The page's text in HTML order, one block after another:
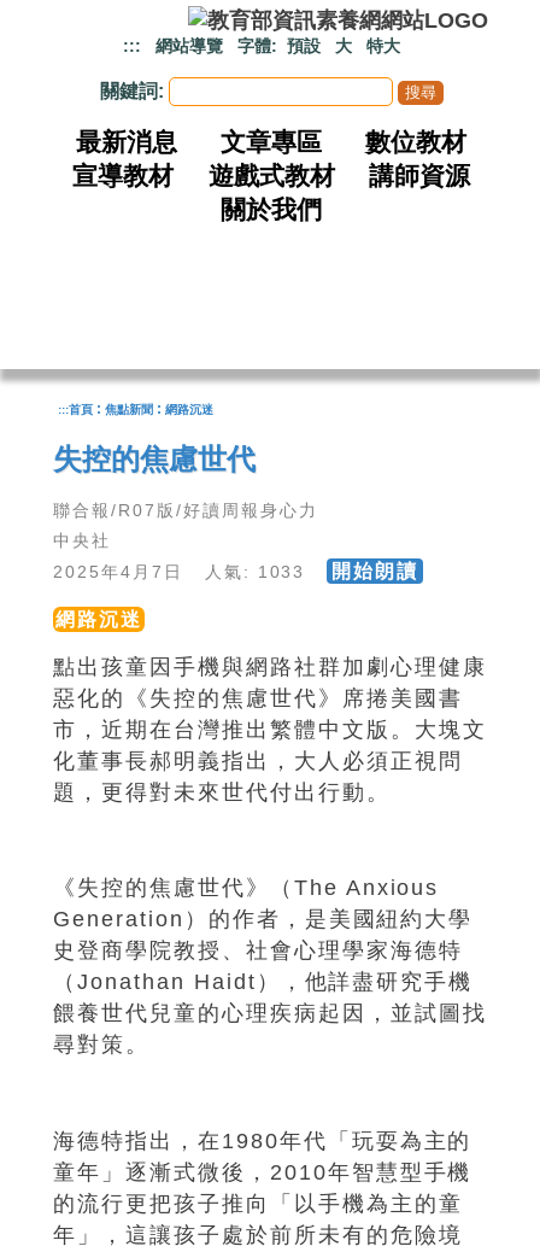
::: 網站導覽 字體: 預設 大 特大
關鍵詞:
最新消息 文章專區
數位教材
宣導教材
遊戲式教材
講師資源
關於我們
:::首頁 : 焦點新聞 : 網路沉迷
失控的焦慮世代
聯合報/R07版/好讀周報身心力
中央社
2025年4月7日 人氣: 1033
開始朗讀
網路沉迷
點出孩童因手機與網路社群加劇心理健康
惡化的《失控的焦慮世代》席捲美國書
市，近期在台灣推出繁體中文版。大塊文
化董事長郝明義指出，大人必須正視問
題，更得對未來世代付出行動。
《失控的焦慮世代》（The Anxious
Generation）的作者，是美國紐約大學
史登商學院教授、社會心理學家海德特
（Jonathan Haidt），他詳盡研究手機
餵養世代兒童的心理疾病起因，並試圖找
尋對策。
海德特指出，在1980年代「玩耍為主的
童年」逐漸式微後，2010年智慧型手機
的流行更把孩子推向「以手機為主的童
年」，這讓孩子處於前所未有的危險境